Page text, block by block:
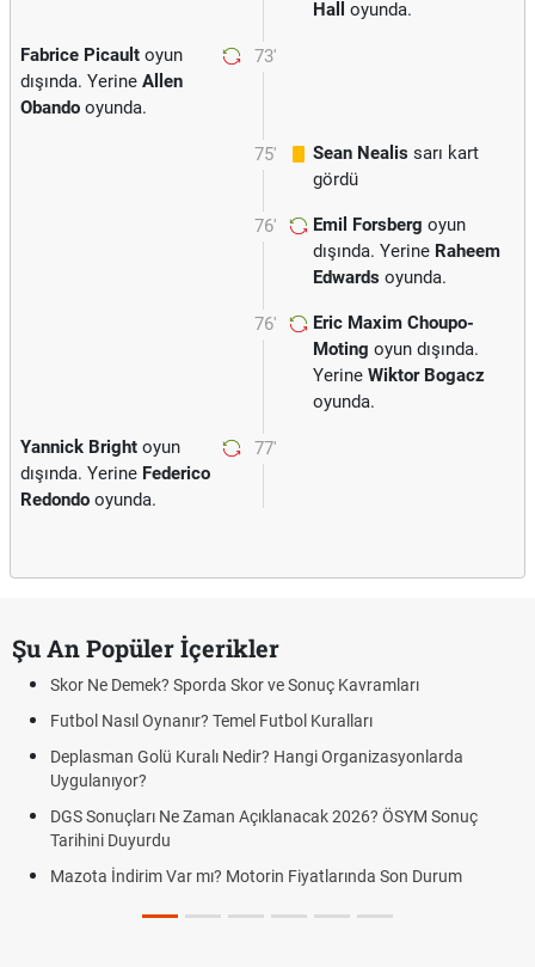
Hall oyunda.
73'
Fabrice Picault oyun
dışında. Yerine Allen
Obando oyunda.
75' Sean Nealis sarı kart
gördü
76' Emil Forsberg oyun
dışında. Yerine Raheem
Edwards oyunda.
76'
Eric Maxim Choupo-
Moting oyun dışında.
Yerine Wiktor Bogacz
oyunda.
77'
Yannick Bright oyun
dışında. Yerine Federico
Redondo oyunda.
Şu An Popüler İçerikler
Skor Ne Demek? Sporda Skor ve Sonuç Kavramları
Futbol Nasıl Oynanır? Temel Futbol Kuralları
Deplasman Golü Kuralı Nedir? Hangi Organizasyonlarda
Uygulanıyor?
DGS Sonuçları Ne Zaman Açıklanacak 2026? ÖSYM Sonuç
Tarihini Duyurdu
Mazota İndirim Var mı? Motorin Fiyatlarında Son Durum